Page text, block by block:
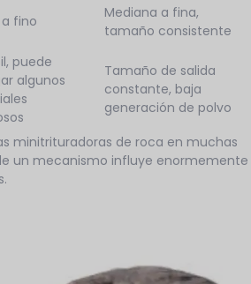
fino
Mediana a fina,
tamaño consistente
puede
algunos
Tamaño de salida
constante, baja
generación de polvo
minitrituradoras de roca en muchas
un mecanismo influye enormemente